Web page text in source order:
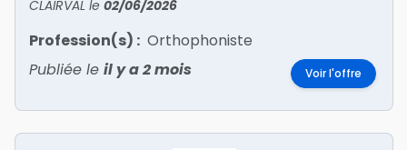
CLAIRVAL le 02/06/2026
Profession(s) : Orthophoniste
Publiée le il y a 2 mois Voir l'offre